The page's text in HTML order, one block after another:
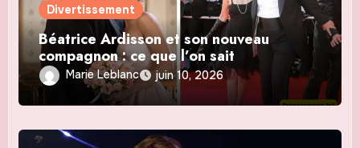
Divertissement
Béatrice Ardisson et son nouveau
compagnon : ce que l’on sait
Marie Leblanc juin 10, 2026